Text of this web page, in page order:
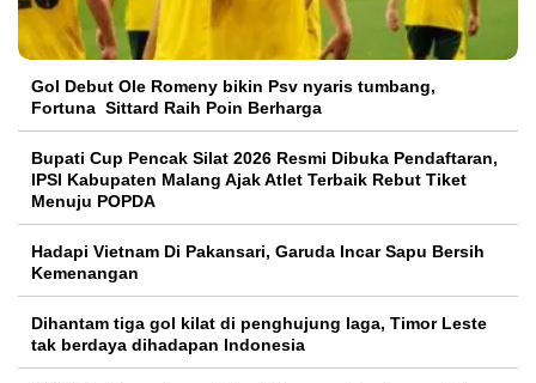
Gol Debut Ole Romeny bikin Psv nyaris tumbang,
Fortuna Sittard Raih Poin Berharga
Bupati Cup Pencak Silat 2026 Resmi Dibuka Pendaftaran,
IPSI Kabupaten Malang Ajak Atlet Terbaik Rebut Tiket
Menuju POPDA
Hadapi Vietnam Di Pakansari, Garuda Incar Sapu Bersih
Kemenangan
Dihantam tiga gol kilat di penghujung laga, Timor Leste
tak berdaya dihadapan Indonesia